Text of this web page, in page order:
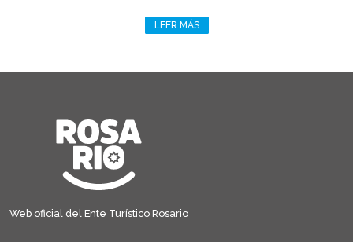
LEER MÁS
Web oficial del Ente Turístico Rosario